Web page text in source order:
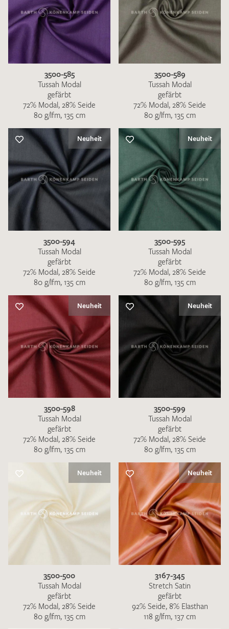
KONTAKT
DE EN
Ich bin damit einverstanden, dass meine angegebenen Daten
zur Beantwortung meiner Musteranfrage genutzt werden.
Datenschutzbestimmungen
habe ich zur Kenntnis
genommen und akzeptiere diese.
MUSTERANFRAGE SENDEN
3500-585
Tussah Modal
gefärbt
72% Modal, 28% Seide
80 g/lfm, 135 cm
3500-589
Tussah Modal
gefärbt
72% Modal, 28% Seide
80 g/lfm, 135 cm
Neuheit
3500-594
Tussah Modal
gefärbt
72% Modal, 28% Seide
80 g/lfm, 135 cm
Neuheit
3500-595
Tussah Modal
gefärbt
72% Modal, 28% Seide
80 g/lfm, 135 cm
Neuheit
3500-598
Tussah Modal
gefärbt
72% Modal, 28% Seide
80 g/lfm, 135 cm
Neuheit
3500-599
Tussah Modal
gefärbt
72% Modal, 28% Seide
80 g/lfm, 135 cm
Neuheit
3500-500
Tussah Modal
gefärbt
72% Modal, 28% Seide
80 g/lfm, 135 cm
Neuheit
3167-345
Stretch Satin
gefärbt
92% Seide, 8% Elasthan
118 g/lfm, 137 cm